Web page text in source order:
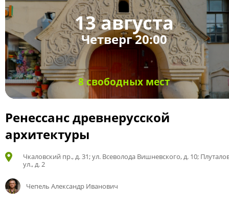
13 августа
Четверг 20:00
8 свободных мест
Ренессанс древнерусской
архитектуры
Чкаловский пр., д. 31; ул. Всеволода Вишневского, д. 10;
ул., д. 2
Чепель Александр Иванович